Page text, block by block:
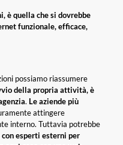
è quella che si dovrebbe
funzionale, efficace,
possiamo riassumere
della propria attività, è
. Le aziende più
attingere
interno. Tuttavia potrebbe
esperti esterni per